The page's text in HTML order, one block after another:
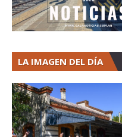
LA IMAGEN DEL DÍA